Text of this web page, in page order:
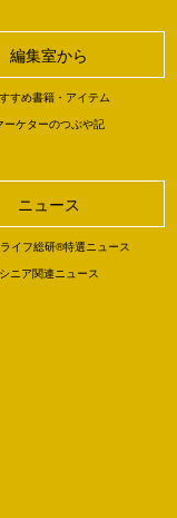
編集室から
すめ書籍・アイテム
ーケターのつぶや記
ニュース
イフ総研®特選ニュース
シニア関連ニュース